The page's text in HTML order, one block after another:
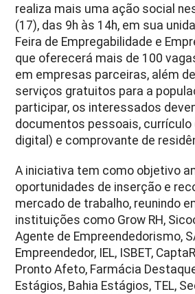
realiza mais uma ação social
(17), das 9h às 14h, em sua
Feira de Empregabilidade e
que oferecerá mais de 100
em empresas parceiras, além
serviços gratuitos para a
participar, os interessados
documentos pessoais, currículo
digital) e comprovante de
A iniciativa tem como objetivo
oportunidades de inserção e
mercado de trabalho, reunindo
instituições como Grow RH,
Agente de Empreendedorismo,
Empreendedor, IEL, ISBET,
Pronto Afeto, Farmácia
Estágios, Bahia Estágios, TEL,